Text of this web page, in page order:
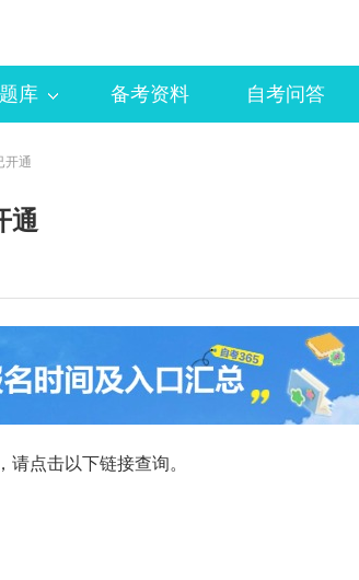
库 备考资料 自考问答
开通
通
点击以下链接查询。